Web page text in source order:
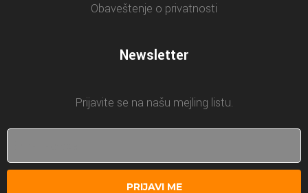
Obaveštenje o privatnosti
Newsletter
Prijavite se na našu mejling listu.
PRIJAVI ME